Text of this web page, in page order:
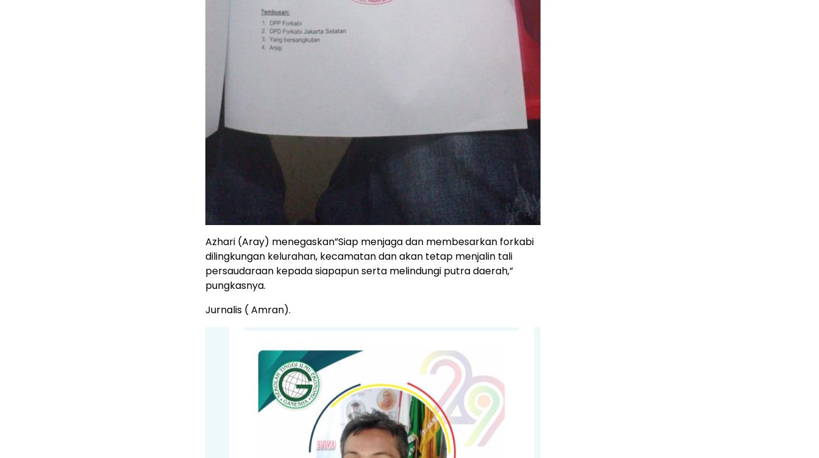
Azhari (Aray) menegaskan”Siap menjaga dan membesarkan forkabi
dilingkungan kelurahan, kecamatan dan akan tetap menjalin tali
persaudaraan kepada siapapun serta melindungi putra daerah,”
pungkasnya.
Jurnalis ( Amran).